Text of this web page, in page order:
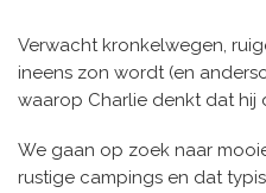
Verwacht kronkelwegen,
ineens zon wordt (en
waarop Charlie denkt dat hij
We gaan op zoek naar
rustige campings en dat